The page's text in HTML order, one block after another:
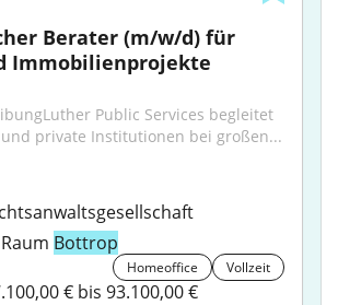
Berater (m/w/d) für
Immobilienprojekte
Public Services begleitet
private Institutionen bei großen...
Bottrop
Homeoffice Vollzeit
€ bis 93.100,00 €